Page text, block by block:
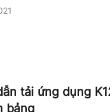
tải ứng dụng
bảng